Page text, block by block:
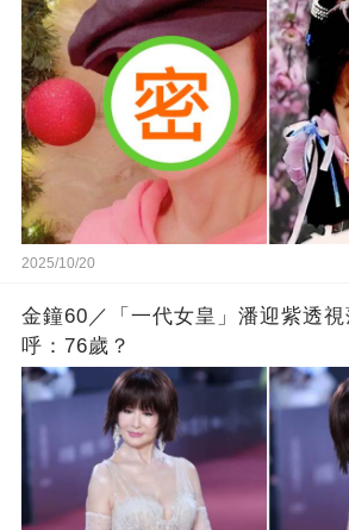
2025/10/20
金鐘60／「一代女皇」潘迎紫透
呼：76歲？